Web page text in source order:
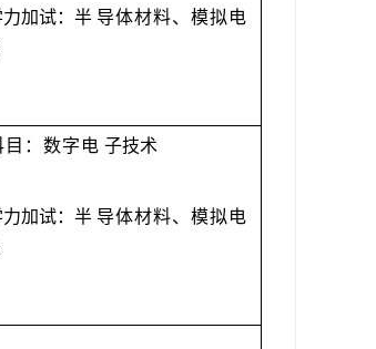
加试： 半 导体材料、模拟电
目：数字电 子技术
加试： 半 导体材料、模拟电